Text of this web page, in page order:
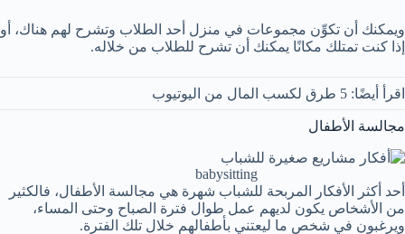
ويمكنك أن تكوِّن مجموعات في منزل أحد الطلاب وتشرح لهم هناك، أو
إذا كنت تمتلك مكانًا يمكنك أن تشرح للطلاب من خلاله.
اقرأ أيضًا: 5 طرق لكسب المال من اليوتيوب
مجالسة الأطفال
babysitting
أحد أكثر الأفكار المربحة للشباب شهرة هي مجالسة الأطفال، فالكثير
من الأشخاص يكون لديهم عمل طوال فترة الصباح وحتى المساء،
ويرغبون في شخص ما ليعتني بأطفالهم خلال تلك الفترة.